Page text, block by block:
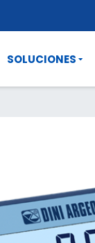
SOLUCIONES